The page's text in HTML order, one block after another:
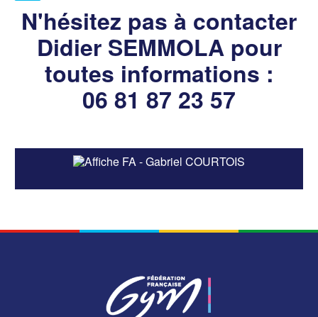
N'hésitez pas à contacter
Didier SEMMOLA pour
toutes informations :
06 81 87 23 57